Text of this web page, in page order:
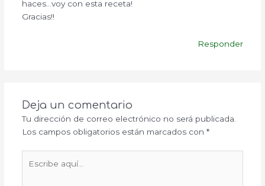
haces…voy con esta receta!
Gracias!!
Responder
Deja un comentario
Tu dirección de correo electrónico no será publicada.
Los campos obligatorios están marcados con *
aquí...